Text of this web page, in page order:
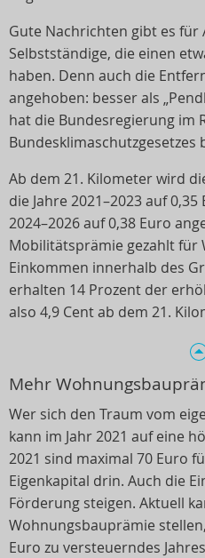
Gute Nachrichten gibt es
Selbstständige, die einen
haben. Denn auch die
angehoben: besser als
hat die Bundesregierung im
Bundesklimaschutzgesetzes
Ab dem 21. Kilometer wird
die Jahre 2021–2023 auf
2024–2026 auf 0,38 Euro
Mobilitätsprämie gezahlt für
Einkommen innerhalb des
erhalten 14 Prozent der
also 4,9 Cent ab dem 21.
Mehr
Wer sich den Traum vom
kann im Jahr 2021 auf eine
2021 sind maximal 70 Euro
Eigenkapital drin. Auch die
Förderung steigen. Aktuell
Wohnungsbauprämie
Euro zu versteuerndes